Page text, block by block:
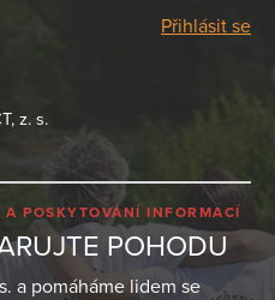
Přihlásit se
z. s.
A POSKYTOVÁNÍ INFORMACÍ
POHODU
a pomáháme lidem se